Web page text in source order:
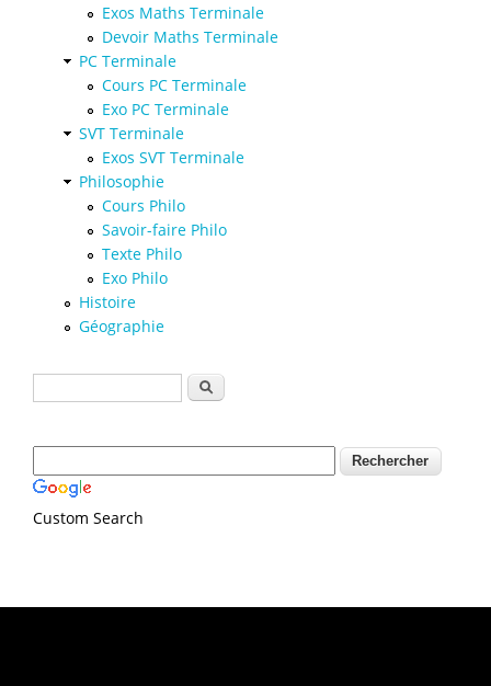
Exos Maths Terminale
Devoir Maths Terminale
PC Terminale
Cours PC Terminale
Exo PC Terminale
SVT Terminale
Exos SVT Terminale
Philosophie
Cours Philo
Savoir-faire Philo
Texte Philo
Exo Philo
Histoire
Géographie
Formulaire de recherche
Rechercher
Custom Search